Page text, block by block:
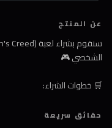
عن المنتج
الشخصي 🎮
🛒 خطوات الشراء:
1️⃣ اضغط على زر الشراء
حقائق سريعة